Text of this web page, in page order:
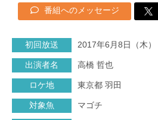
番組へのメッセージ
初回放送 2017年6月8日（木）
出演者名 高橋 哲也
ロケ地 東京都 羽田
対象魚 マゴチ